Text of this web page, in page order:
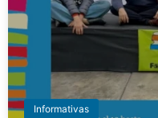
Informativas